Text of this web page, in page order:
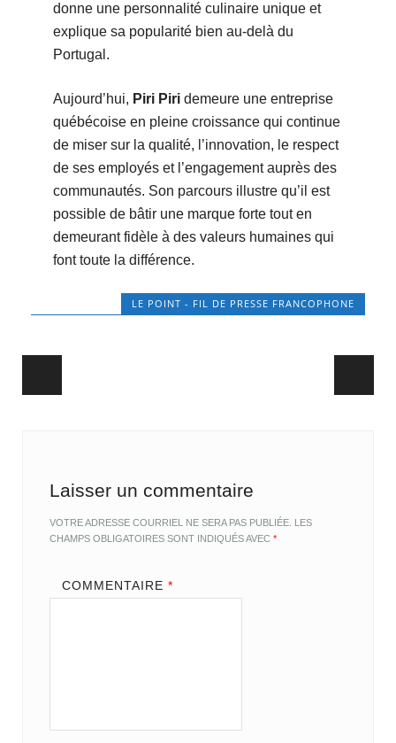
donne une personnalité culinaire unique et
explique sa popularité bien au-delà du
Portugal.
Aujourd’hui, Piri Piridemeure une entreprise
québécoise en pleine croissance qui continue
de miser sur la qualité, l’innovation, le respect
de ses employés et l’engagement auprès des
communautés. Son parcours illustre qu’il est
possible de bâtir une marque forte tout en
demeurant fidèle à des valeurs humaines qui
font toute la différence.
LE POINT - FIL DE PRESSE FRANCOPHONE
Post navigation
Laisser un commentaire
VOTRE ADRESSE COURRIEL NE SERA PAS PUBLIÉE. LES
CHAMPS OBLIGATOIRES SONT INDIQUÉS AVEC*
COMMENTAIRE *